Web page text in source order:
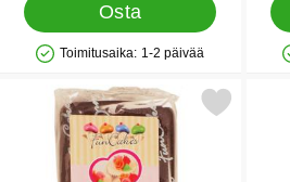
Osta
Saatavuus: Varastossa
Toimitusaika: 1-2 päivää
Merkitse tummanruskea